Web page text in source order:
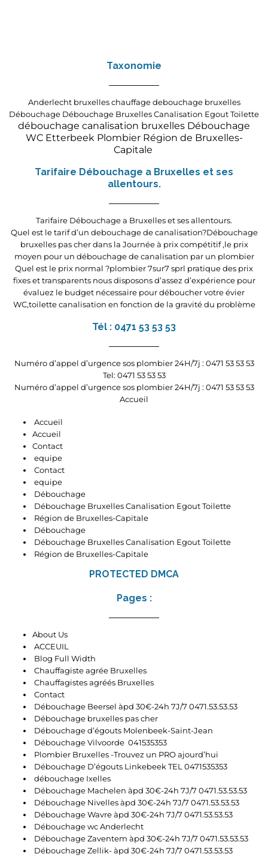
Taxonomie
Anderlecht bruxelles chauffage debouchage bruxelles
Débouchage Débouchage Bruxelles Canalisation Egout Toilette
débouchage canalisation bruxelles Débouchage
WC Etterbeek Plombier Région de Bruxelles-
Capitale
Tarifaire Débouchage a Bruxelles et ses
allentours.
Tarifaire Débouchage a Bruxelles et ses allentours.
Quel est le tarif d’un debouchage de canalisation?Débouchage
bruxelles pas cher dans la Journée à prix compétitif ,le prix
moyen pour un débouchage de canalisation par un plombier
Quel est le prix normal ?plombier 7sur7 sprl pratique des prix
fixes et transparents nous disposons d’assez d’expérience pour
évaluez le budget nécessaire pour déboucher votre évier
WC,toilette canalisation en fonction de la gravité du problème
Tél : 0471 53 53 53
Numéro d’appel d’urgence sos plombier 24H/7j : 0471 53 53 53
Tel: 0471 53 53 53
Numéro d’appel d’urgence sos plombier 24H/7j : 0471 53 53 53
Accueil
Accueil
Accueil
Contact
equipe
Contact
equipe
Débouchage
Débouchage Bruxelles Canalisation Egout Toilette
Région de Bruxelles-Capitale
Débouchage
Débouchage Bruxelles Canalisation Egout Toilette
Région de Bruxelles-Capitale
PROTECTED DMCA
Pages :
About Us
ACCEUIL
Blog Full Width
Chauffagiste agrée Bruxelles
Chauffagistes agréés Bruxelles
Contact
Débouchage Beersel àpd 30€-24h 7J/7 0471.53.53.53
Débouchage bruxelles pas cher
Débouchage d’égouts Molenbeek-Saint-Jean
Débouchage Vilvoorde 041535353
Plombier Bruxelles -Trouvez un PRO ajourd’hui
Débouchage D’égouts Linkebeek TEL 0471535353
débouchage Ixelles
Débouchage Machelen àpd 30€-24h 7J/7 0471.53.53.53
Débouchage Nivelles àpd 30€-24h 7J/7 0471.53.53.53
Débouchage Wavre àpd 30€-24h 7J/7 0471.53.53.53
Débouchage wc Anderlecht
Débouchage Zaventem àpd 30€-24h 7J/7 0471.53.53.53
Débouchage Zellik- àpd 30€-24h 7J/7 0471.53.53.53